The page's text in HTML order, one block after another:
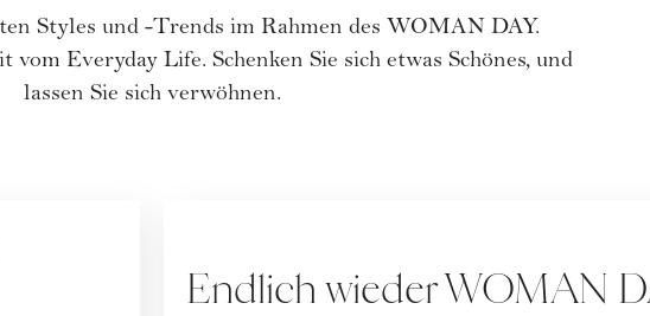
Styles und -Trends im Rahmen des WOMAN DAY.
vom Everyday Life. Schenken Sie sich etwas Schönes, und
lassen Sie sich verwöhnen.
Endlich wieder WOMAN